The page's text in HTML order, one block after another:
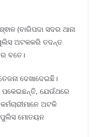
(ବାରିପଦା ସଦର ଥାନା
ଅଟକକରି ତଦନ୍ତ
ବତେ।
ଦେଖାଦେଇଛି।
ପକେଇଛନ୍ତି, ଯେଉଁଥରେ
ଅଟକି
ପୁଲିସ ମୋତୟନ